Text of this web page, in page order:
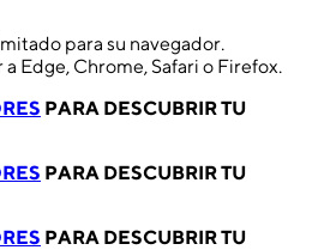
para su navegador.
Edge, Chrome, Safari o Firefox.
PARA DESCUBRIR TU
PARA DESCUBRIR TU
PARA DESCUBRIR TU